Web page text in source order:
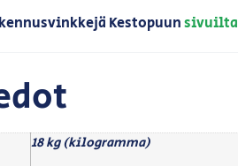
Kestopuunsivuilta
18 kg (kilogramma)